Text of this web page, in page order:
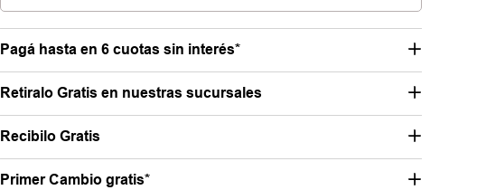
Pagá hasta en 6 cuotas sin interés*
Retiralo Gratis en nuestras sucursales
Recibilo Gratis
Primer Cambio gratis*